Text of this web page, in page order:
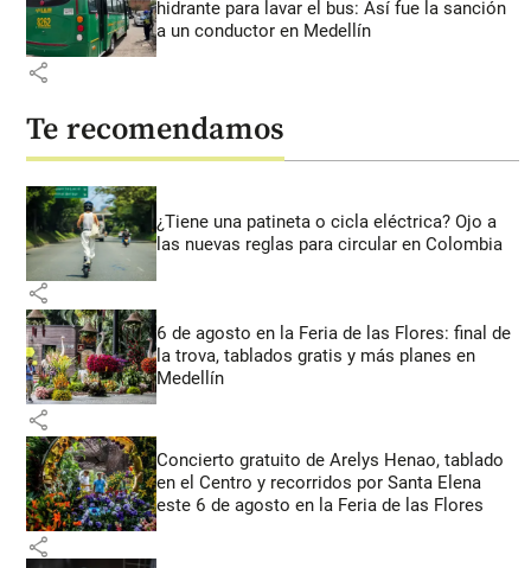
hidrante para lavar el bus: Así fue la sanción
a un conductor en Medellín
share
Te recomendamos
¿Tiene una patineta o cicla eléctrica? Ojo a
las nuevas reglas para circular en Colombia
share
6 de agosto en la Feria de las Flores: final de
la trova, tablados gratis y más planes en
Medellín
share
Concierto gratuito de Arelys Henao, tablado
en el Centro y recorridos por Santa Elena
este 6 de agosto en la Feria de las Flores
share